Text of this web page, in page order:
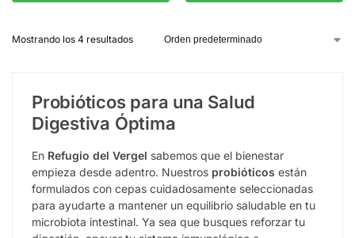
Mostrando los 4 resultados
Probióticos para una Salud
Digestiva Óptima
En Refugio del Vergel sabemos que el bienestar
empieza desde adentro. Nuestros probióticos están
formulados con cepas cuidadosamente seleccionadas
para ayudarte a mantener un equilibrio saludable en tu
microbiota intestinal. Ya sea que busques reforzar tu